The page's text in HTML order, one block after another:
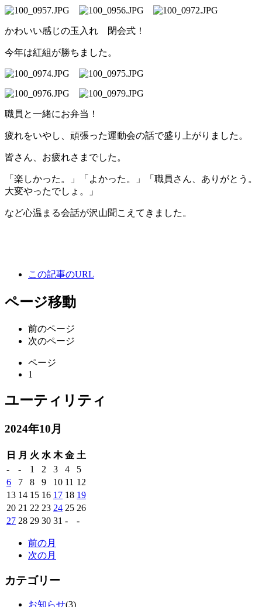
かわいい感じの玉入れ 閉会式！
今年は紅組が勝ちました。
職員と一緒にお弁当！
疲れをいやし、頑張った運動会の話で盛り上がりました。
皆さん、お疲れさまでした。
「楽しかった。」「よかった。」「職員さん、ありがとう。
大変やったでしょ。」
など心温まる会話が沢山聞こえてきました。
この記事のURL
ページ移動
前のページ
次のページ
ページ
1
ユーティリティ
2024年10月
日 月 火 水 木 金 土
-
- 1 2 3 4
5
6
7 8 9 10 11 12
13 14 15 16 17 18 19
20 21 22 23 24 25 26
27 28 29 30 31 - -
前の月
次の月
カテゴリー
お知らせ(3)